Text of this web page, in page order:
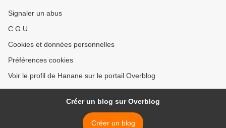
Signaler un abus
C.G.U.
Cookies et données personnelles
Préférences cookies
Voir le profil de Hanane sur le portail Overblog
Créer un blog sur Overblog
Créer un blog